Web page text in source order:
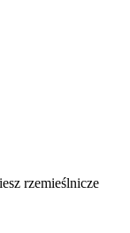
rzemieślnicze